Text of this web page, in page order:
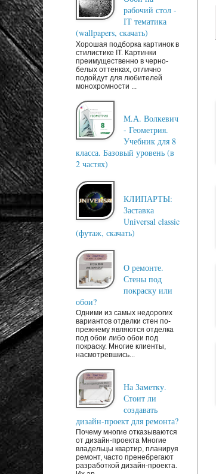
рабочий стол -
IT тематика
(wallpapers, скачать)
Хорошая подборка картинок в
стилистике IT. Картинки
преимущественно в черно-
белых оттенках, отлично
подойдут для любителей
монохромности ...
М.А. Волкевич
- Геометрия.
Учебник для 8
класса. Базовый уровень (в
2 частях)
КЛИПАРТЫ:
Заставка
Universal classic
(футаж, скачать)
О ремонте.
Стены под
покраску или
обои?
Одними из самых недорогих
вариантов отделки стен по-
прежнему являются отделка
под обои либо обои под
покраску. Многие клиенты,
насмотревшись...
На Заметку.
Стоит ли
создавать
дизайн-проект для ремонта?
Почему многие отказываются
от дизайн-проекта Многие
владельцы квартир, планируя
ремонт, часто пренебрегают
разработкой дизайн-проекта.